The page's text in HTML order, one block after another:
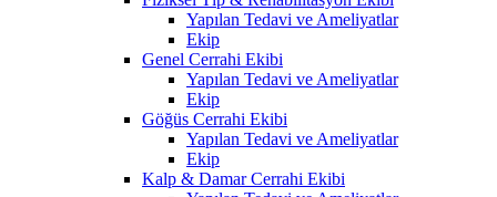
Yapılan Tedavi ve Ameliyatlar
Ekip
Genel Cerrahi Ekibi
Yapılan Tedavi ve Ameliyatlar
Ekip
Göğüs Cerrahi Ekibi
Yapılan Tedavi ve Ameliyatlar
Ekip
Kalp & Damar Cerrahi Ekibi